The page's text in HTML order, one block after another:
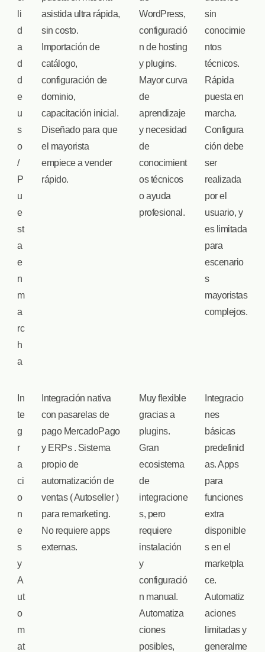
li
d
a
d
d
e
u
s
o
/
P
u
e
st
a
e
n
m
a
rc
h
a
asistida ultra rápida,
sin costo.
Importación de
catálogo,
configuración de
dominio,
capacitación inicial.
Diseñado para que
el mayorista
empiece a vender
rápido.
WordPress,
configuració
n de hosting
y plugins.
Mayor curva
de
aprendizaje
y necesidad
de
conocimient
os técnicos
o ayuda
profesional.
sin
conocimie
ntos
técnicos.
Rápida
puesta en
marcha.
Configura
ción debe
ser
realizada
por el
usuario, y
es limitada
para
escenario
s
mayoristas
complejos.
In
te
g
r
a
ci
o
n
e
s
y
A
ut
o
m
at
Integración nativa
con pasarelas de
pago MercadoPago
y ERPs . Sistema
propio de
automatización de
ventas ( Autoseller )
para remarketing.
No requiere apps
externas.
Muy flexible
gracias a
plugins.
Gran
ecosistema
de
integracione
s, pero
requiere
instalación
y
configuració
n manual.
Automatiza
ciones
posibles,
Integracio
nes
básicas
predefinid
as. Apps
para
funciones
extra
disponible
s en el
marketpla
ce.
Automatiz
aciones
limitadas y
generalme